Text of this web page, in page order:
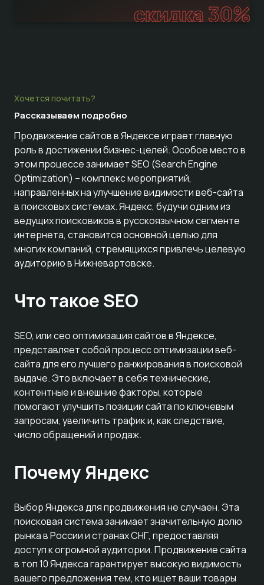
скидка 30%
Хочется почитать?
Рассказываем подробно
Продвижение сайтов в Яндексе играет главную
роль в достижении бизнес-целей. Особое место в
этом процессе занимает SEO (Search Engine
Optimization) – комплекс мероприятий,
направленных на улучшение видимости веб-сайта
в поисковых системах. Яндекс, будучи одним из
ведущих поисковиков в русскоязычном сегменте
интернета, становится основной целью для
многих компаний, стремящихся привлечь целевую
аудиторию в Нижневартовске.
Что такое SEO
SEO, или сео оптимизация сайтов в Яндексе,
представляет собой процесс оптимизации веб-
сайта для его лучшего ранжирования в поисковой
выдаче. Это включает в себя технические,
контентные и внешние факторы, которые
помогают улучшить позиции сайта по ключевым
запросам, увеличить трафик и, как следствие,
число обращений и продаж.
Почему Яндекс
Выбор Яндекса для продвижения не случаен. Эта
поисковая система занимает значительную долю
рынка в России и странах СНГ, предоставляя
доступ к огромной аудитории. Продвижение сайта
в топ 10 Яндекса гарантирует высокую видимость
вашего предложения тем, кто ищет ваши товары